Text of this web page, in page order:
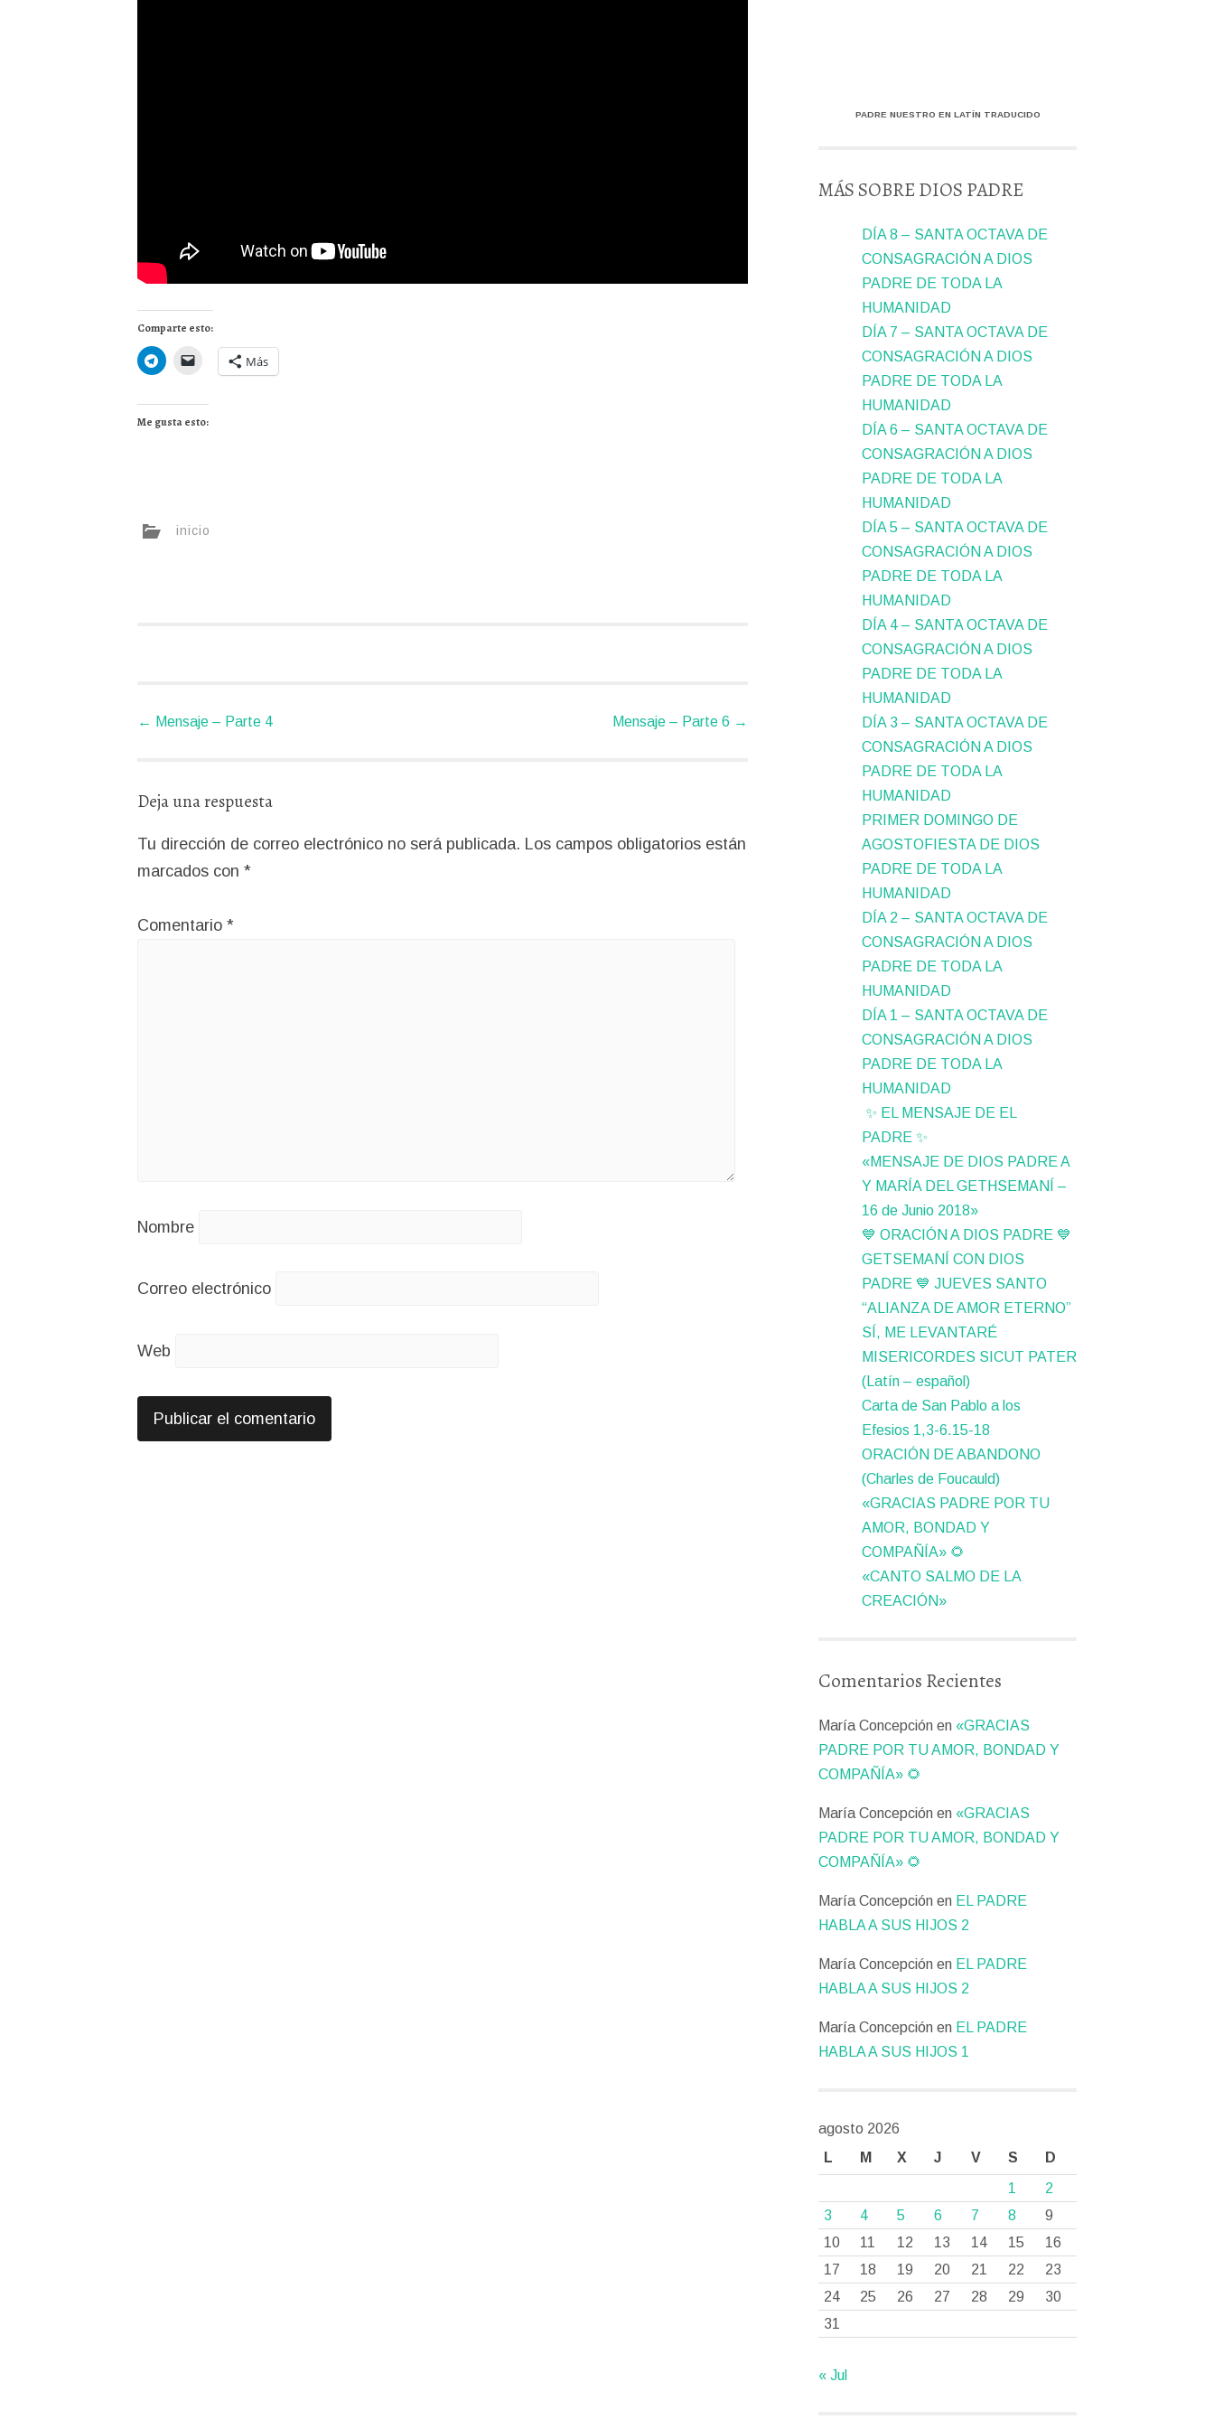
Comparte esto:
Más
Me gusta esto:
inicio
← Mensaje – Parte 4 Mensaje – Parte 6 →
Deja una respuesta
Tu dirección de correo electrónico no será publicada. Los campos obligatorios están
marcados con *
Comentario *
Nombre
Correo electrónico
Web
PADRE NUESTRO EN LATÍN TRADUCIDO
MÁS SOBRE DIOS PADRE
DÍA 8 – SANTA OCTAVA DE
CONSAGRACIÓN A DIOS
PADRE DE TODA LA
HUMANIDAD
DÍA 7 – SANTA OCTAVA DE
CONSAGRACIÓN A DIOS
PADRE DE TODA LA
HUMANIDAD
DÍA 6 – SANTA OCTAVA DE
CONSAGRACIÓN A DIOS
PADRE DE TODA LA
HUMANIDAD
DÍA 5 – SANTA OCTAVA DE
CONSAGRACIÓN A DIOS
PADRE DE TODA LA
HUMANIDAD
DÍA 4 – SANTA OCTAVA DE
CONSAGRACIÓN A DIOS
PADRE DE TODA LA
HUMANIDAD
DÍA 3 – SANTA OCTAVA DE
CONSAGRACIÓN A DIOS
PADRE DE TODA LA
HUMANIDAD
PRIMER DOMINGO DE
AGOSTOFIESTA DE DIOS
PADRE DE TODA LA
HUMANIDAD
DÍA 2 – SANTA OCTAVA DE
CONSAGRACIÓN A DIOS
PADRE DE TODA LA
HUMANIDAD
DÍA 1 – SANTA OCTAVA DE
CONSAGRACIÓN A DIOS
PADRE DE TODA LA
HUMANIDAD
✨ EL MENSAJE DE EL
PADRE ✨
«MENSAJE DE DIOS PADRE A
Y MARÍA DEL GETHSEMANÍ –
16 de Junio 2018»
💙 ORACIÓN A DIOS PADRE 💙
GETSEMANÍ CON DIOS
PADRE 💙 JUEVES SANTO
“ALIANZA DE AMOR ETERNO”
SÍ, ME LEVANTARÉ
MISERICORDES SICUT PATER
(Latín – español)
Carta de San Pablo a los
Efesios 1,3-6.15-18
ORACIÓN DE ABANDONO
(Charles de Foucauld)
«GRACIAS PADRE POR TU
AMOR, BONDAD Y
COMPAÑÍA» 🌻
«CANTO SALMO DE LA
CREACIÓN»
Comentarios Recientes
María Concepción en «GRACIAS
PADRE POR TU AMOR, BONDAD Y
COMPAÑÍA» 🌻
María Concepción en «GRACIAS
PADRE POR TU AMOR, BONDAD Y
COMPAÑÍA» 🌻
María Concepción en EL PADRE
HABLA A SUS HIJOS 2
María Concepción en EL PADRE
HABLA A SUS HIJOS 2
María Concepción en EL PADRE
HABLA A SUS HIJOS 1
agosto 2026
L
M X J V S
D
1
2
3
4 5 6 7 8
9
10
11 12 13 14 15
16
17
18 19 20 21 22
23
24
25 26 27 28 29
30
31
« Jul